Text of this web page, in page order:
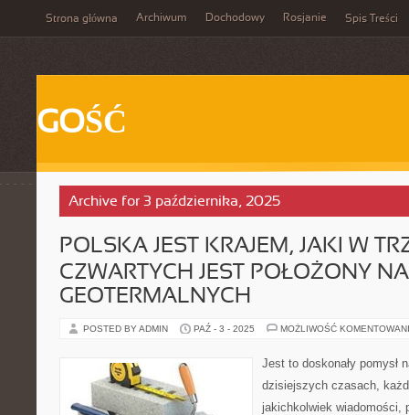
Strona główna Archiwum Dochodowy Rosjanie Spis Treści
GOŚĆ
Archive for 3 października, 2025
POLSKA JEST KRAJEM, JAKI W
CZWARTYCH JEST POŁOŻONY
GEOTERMALNYCH
POSTED BY ADMIN PAŹ - 3 - 2025 MOŻLIWOŚĆ
Jest to doskonały pomysł
dzisiejszych czasach,
jakichkolwiek wiadomości,